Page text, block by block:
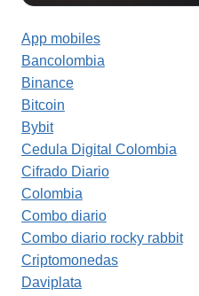
App mobiles
Bancolombia
Binance
Bitcoin
Bybit
Cedula Digital Colombia
Cifrado Diario
Colombia
Combo diario
Combo diario rocky rabbit
Criptomonedas
Daviplata